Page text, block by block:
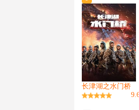
长津湖之水门桥